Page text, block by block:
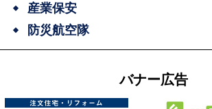
産業保安
防災航空隊
バナー広告